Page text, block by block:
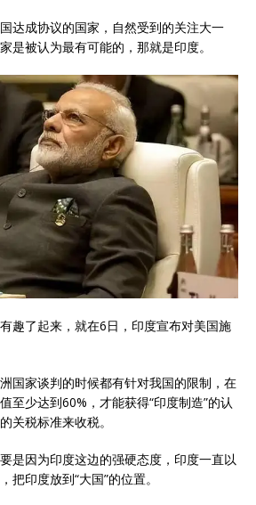
达成协议的国家，自然受到的关注大一
是被认为最有可能的，那就是印度。
趣了起来，就在6日，印度宣布对美国施
国家谈判的时候都有针对我国的限制，在
至少达到60%，才能获得“印度制造”的认
关税标准来收税。
是因为印度这边的强硬态度，印度一直以
把印度放到“大国”的位置。